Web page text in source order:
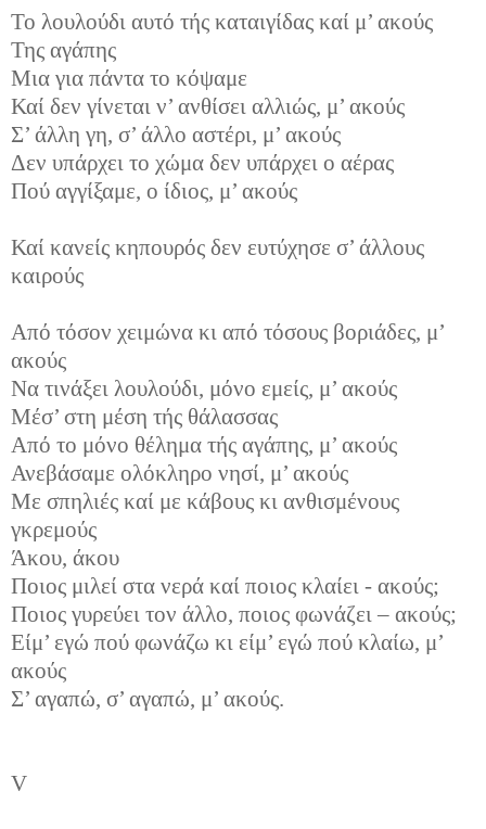
Το λουλούδι αυτό τής καταιγίδας καί μ’ ακούς
Της αγάπης
Μια για πάντα το κόψαμε
Καί δεν γίνεται ν’ ανθίσει αλλιώς, μ’ ακούς
Σ’ άλλη γη, σ’ άλλο αστέρι, μ’ ακούς
Δεν υπάρχει το χώμα δεν υπάρχει ο αέρας
Πού αγγίξαμε, ο ίδιος, μ’ ακούς
Καί κανείς κηπουρός δεν ευτύχησε σ’ άλλους
καιρούς
Από τόσον χειμώνα κι από τόσους βοριάδες, μ’
ακούς
Να τινάξει λουλούδι, μόνο εμείς, μ’ ακούς
Μέσ’ στη μέση τής θάλασσας
Από το μόνο θέλημα τής αγάπης, μ’ ακούς
Ανεβάσαμε ολόκληρο νησί, μ’ ακούς
Με σπηλιές καί με κάβους κι ανθισμένους
γκρεμούς
Άκου, άκου
Ποιος μιλεί στα νερά καί ποιος κλαίει - ακούς;
Ποιος γυρεύει τον άλλο, ποιος φωνάζει – ακούς;
Είμ’ εγώ πού φωνάζω κι είμ’ εγώ πού κλαίω, μ’
ακούς
Σ’ αγαπώ, σ’ αγαπώ, μ’ ακούς.
V